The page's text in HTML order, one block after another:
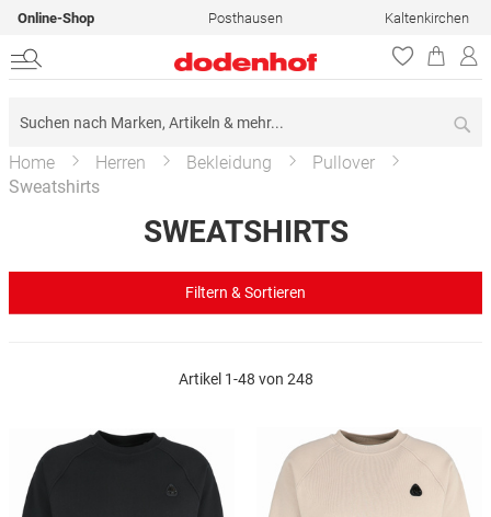
Online-Shop Posthausen Kaltenkirchen
Home Herren Bekleidung
Pullover
Sweatshirts
SWEATSHIRTS
Artikel 1-48 von 248
Filtern & Sortieren